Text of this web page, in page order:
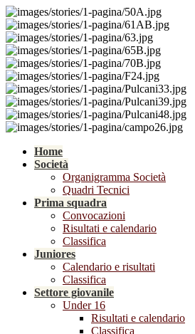
Home
Società
Organigramma Società
Quadri Tecnici
Prima squadra
Convocazioni
Risultati e calendario
Classifica
Juniores
Calendario e risultati
Classifica
Settore giovanile
Under 16
Risultati e calendario
Classifica